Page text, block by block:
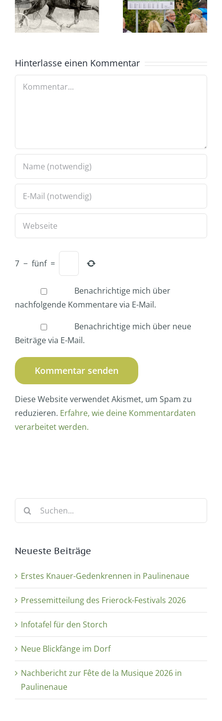
Hinterlasse einen Kommentar
Kommentar
7 − fünf =
Benachrichtige mich über
nachfolgende Kommentare via E-Mail.
Benachrichtige mich über neue
Beiträge via E-Mail.
Diese Website verwendet Akismet, um Spam zu
reduzieren. Erfahre, wie deine Kommentardaten
verarbeitet werden.
Suche
Neueste Beiträge
Erstes Knauer-Gedenkrennen in Paulinenaue
Pressemitteilung des Frierock-Festivals 2026
Infotafel für den Storch
Neue Blickfänge im Dorf
Nachbericht zur Fête de la Musique 2026 in
Paulinenaue